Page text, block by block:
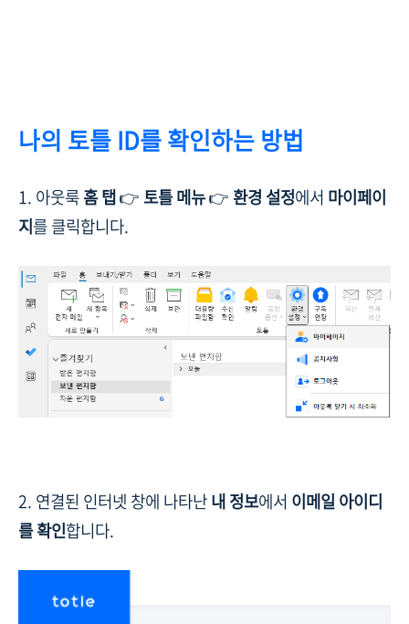
나의 토틀 ID를 확인하는 방법
1. 아웃룩홈 탭👉 토틀메뉴👉 환경 설정에서 마이페이
지를 클릭합니다.
2. 연결된 인터넷 창에 나타난내 정보에서 이메일 아이디
를 확인합니다.